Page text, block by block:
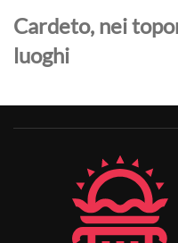
Cardeto, nei
luoghi